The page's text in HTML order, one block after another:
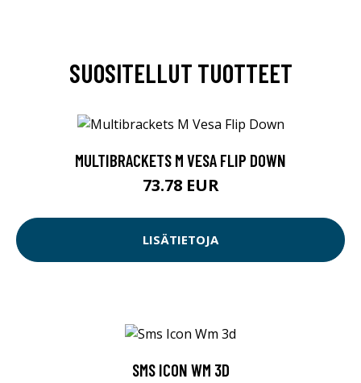
SUOSITELLUT TUOTTEET
MULTIBRACKETS M VESA FLIP DOWN
73.78 EUR
LISÄTIETOJA
SMS ICON WM 3D